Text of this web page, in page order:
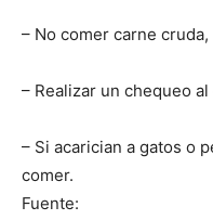
– No comer carne
– Realizar un chequeo
– Si acarician a gatos o
comer.
Fuente: